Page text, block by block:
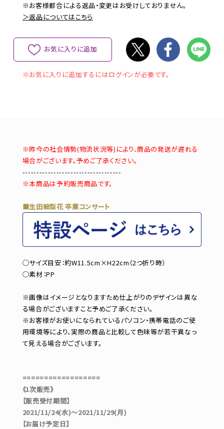
※お客様都合による返品・変更はお受けしておりません。
＞返品についてはこちら
お気に入りに追加
※お気に入りに追加するにはログインが必要です。
※昨今の社会情勢(物流状況等)により、商品の発送が遅れる
場合がございます。予めご了承ください。
-----------------------------------
※本商品は予約販売商品です。
■生田絵梨花 卒業コンサート
◯サイズ目安：約W11.5cm×H22cm（2つ折り時）
◯素材：PP
※画像はイメージとなりますため仕上がりのデザインは異な
る場合がございますこと予めご了承ください。
※お客様がお使いになられているパソコン・携帯電話のご使
用環境等により、実際の商品と比較して色味等が若干異なっ
て見える場合がございます。
==================
《1次販売》
【販売受付期間】
2021/11/24(水)～2021/11/29(月)
【お届け予定日】